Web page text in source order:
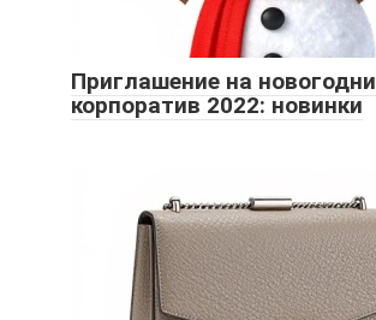
Приглашение на
корпоратив 2022: новинки